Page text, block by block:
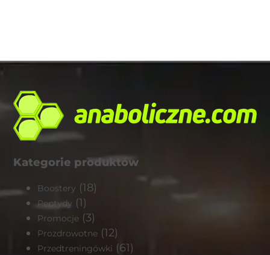
Kategorie produktów
Boostery (18)
Peptydy (1)
Promocje (3)
Prozdrowotne (12)
Przedtreningówki (61)